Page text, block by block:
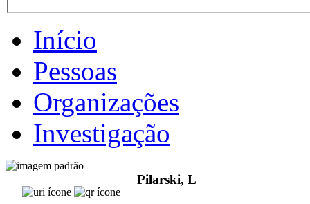
Início
Pessoas
Organizações
Investigação
Pilarski, L